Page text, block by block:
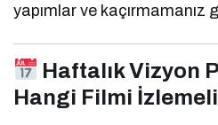
yapımlar ve kaçırmamanız
Haftalık Vizyon
Hangi Filmi